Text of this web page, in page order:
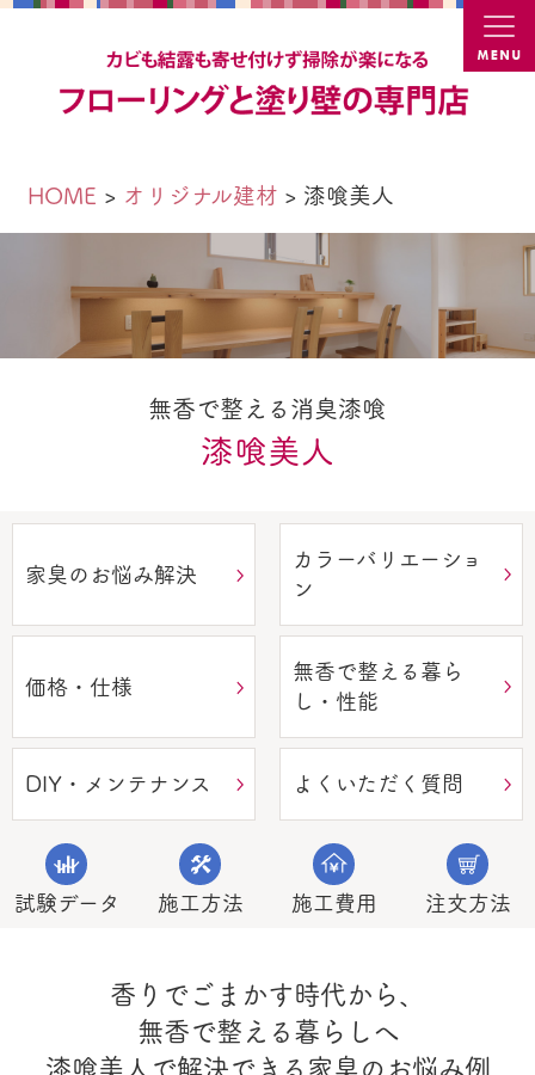
カビ結
HOME オリジナル建材 漆喰美人
無香で整える消臭漆喰
漆喰美人
家臭のお悩み解決
カラーバリエーショ
ン
価格・仕様
無香で整える暮ら
し・性能
DIY・メンテナンス よくいただく質問
試験データ 施工方法 施工費用 注文方法
香りでごまかす時代から、
無香で整える暮らしへ
漆喰美人で解決できる家臭のお悩み例